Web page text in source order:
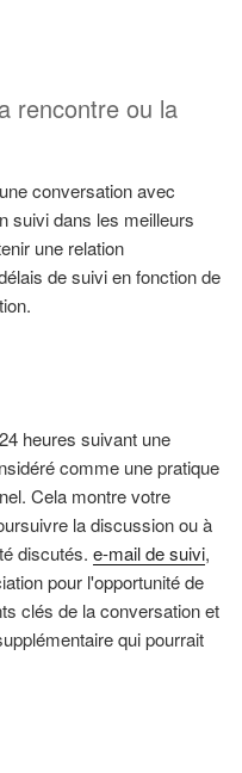
rencontre ou la
conversation avec
suivi dans les meilleurs
une relation
de suivi en fonction de
heures suivant une
comme une pratique
Cela montre votre
la discussion ou à
discutés. e-mail de suivi,
pour l'opportunité de
clés de la conversation et
qui pourrait